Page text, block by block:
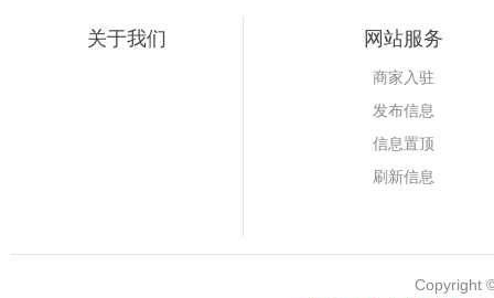
关于我们 网站服务
商家入驻
发布信息
信息置顶
刷新信息
Copyright